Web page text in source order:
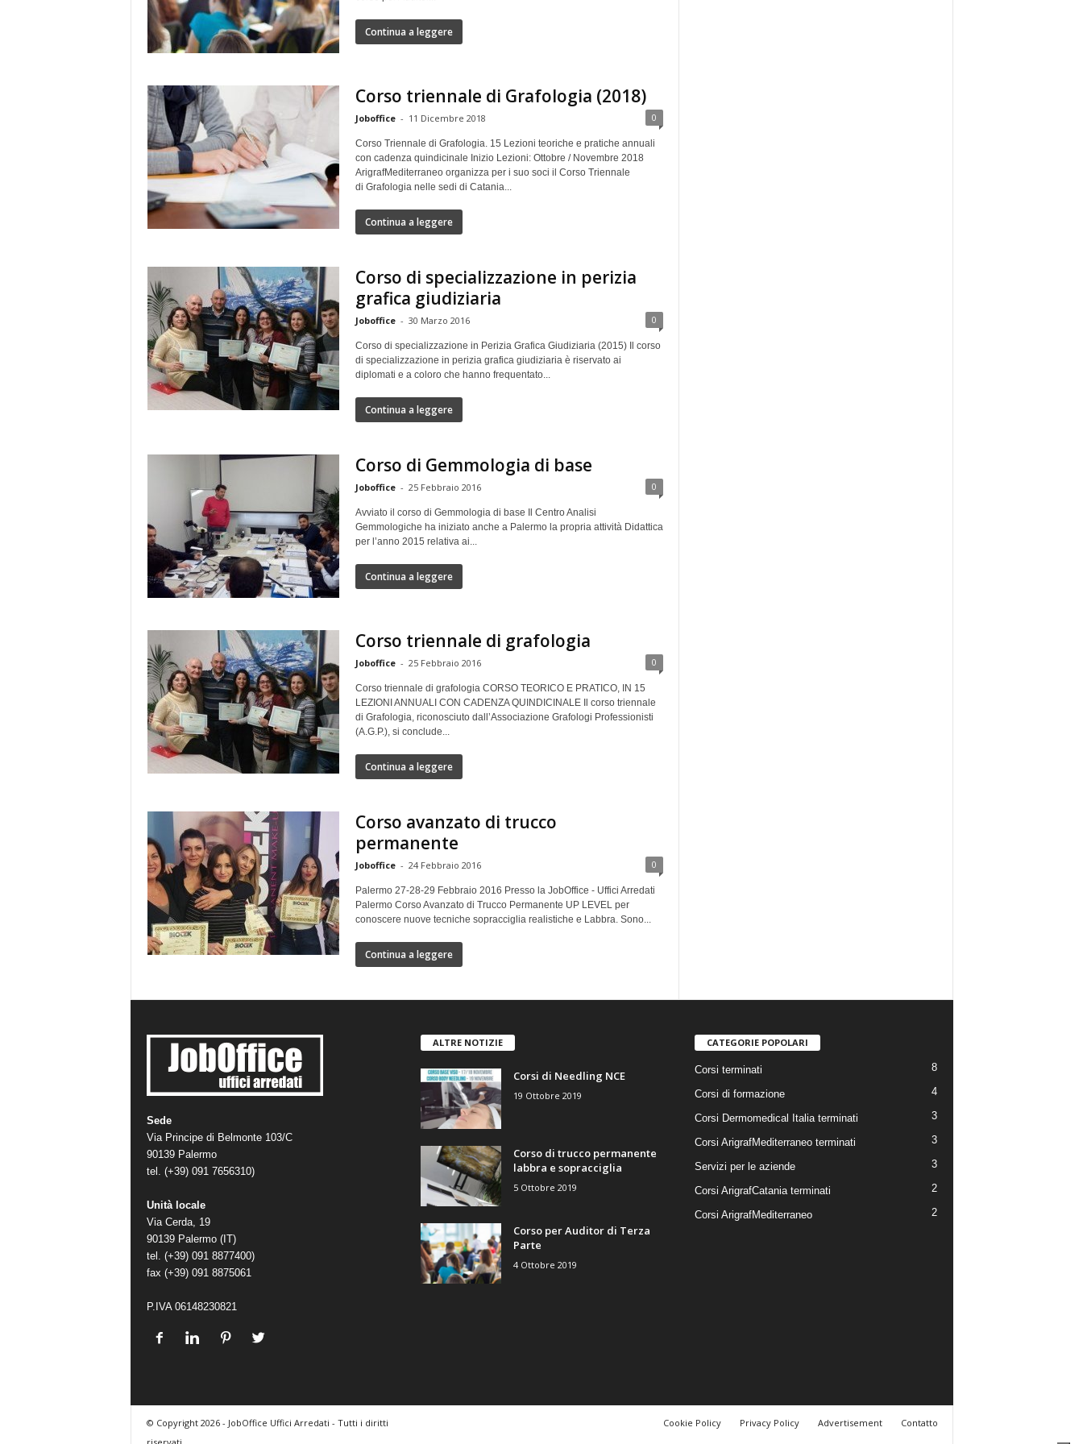
Continua a leggere
Corso triennale di Grafologia (2018)
Joboffice - 11 Dicembre 2018 0
Corso Triennale di Grafologia. 15 Lezioni teoriche e pratiche annuali
con cadenza quindicinale Inizio Lezioni: Ottobre / Novembre 2018
ArigrafMediterraneo organizza per i suo soci il Corso Triennale
di Grafologia nelle sedi di Catania...
Continua a leggere
Corso di specializzazione in perizia
grafica giudiziaria
Joboffice - 30 Marzo 2016 0
Corso di specializzazione in Perizia Grafica Giudiziaria (2015) Il corso
di specializzazione in perizia grafica giudiziaria è riservato ai
diplomati e a coloro che hanno frequentato...
Continua a leggere
Corso di Gemmologia di base
Joboffice - 25 Febbraio 2016 0
Avviato il corso di Gemmologia di base Il Centro Analisi
Gemmologiche ha iniziato anche a Palermo la propria attività Didattica
per l’anno 2015 relativa ai...
Continua a leggere
Corso triennale di grafologia
Joboffice - 25 Febbraio 2016 0
Corso triennale di grafologia CORSO TEORICO E PRATICO, IN 15
LEZIONI ANNUALI CON CADENZA QUINDICINALE Il corso triennale
di Grafologia, riconosciuto dall’Associazione Grafologi Professionisti
(A.G.P.), si conclude...
Continua a leggere
Corso avanzato di trucco
permanente
Joboffice - 24 Febbraio 2016 0
Palermo 27-28-29 Febbraio 2016 Presso la JobOffice - Uffici Arredati
Palermo Corso Avanzato di Trucco Permanente UP LEVEL per
conoscere nuove tecniche sopracciglia realistiche e Labbra. Sono...
Continua a leggere
Sede
Via Principe di Belmonte 103/C
90139 Palermo
tel. (+39) 091 7656310)
Unità locale
Via Cerda, 19
90139 Palermo (IT)
tel. (+39) 091 8877400)
fax (+39) 091 8875061
P.IVA 06148230821
ALTRE NOTIZIE
Corsi di Needling NCE
19 Ottobre 2019
Corso di trucco permanente
labbra e sopracciglia
5 Ottobre 2019
Corso per Auditor di Terza
Parte
4 Ottobre 2019
CATEGORIE POPOLARI
Corsi terminati 8
Corsi di formazione 4
Corsi Dermomedical Italia terminati 3
Corsi ArigrafMediterraneo terminati 3
Servizi per le aziende 3
Corsi ArigrafCatania terminati 2
Corsi ArigrafMediterraneo 2
Cookie Policy Privacy Policy Advertisement Contatto
© Copyright 2026 - JobOffice Uffici Arredati - Tutti i diritti